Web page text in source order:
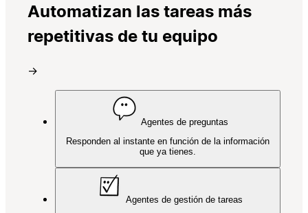
Automatizan las tareas más
repetitivas de tu equipo
→
Agentes de preguntas
Responden al instante en función de la información
que ya tienes.
Agentes de gestión de tareas